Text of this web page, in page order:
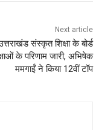
Next article
संस्कृत शिक्षा के बोर्ड
के परिणाम जारी, अभिषेक
ममगाईं ने किया 12वीं टॉप